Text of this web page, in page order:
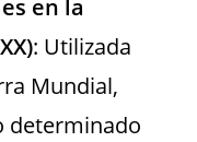
en la
: Utilizada
Mundial,
determinado